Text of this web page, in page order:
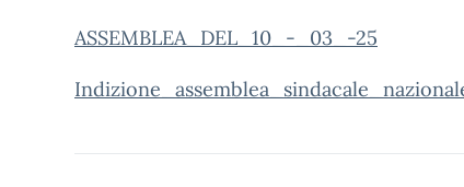
ASSEMBLEA_DEL_10_-_03_-25